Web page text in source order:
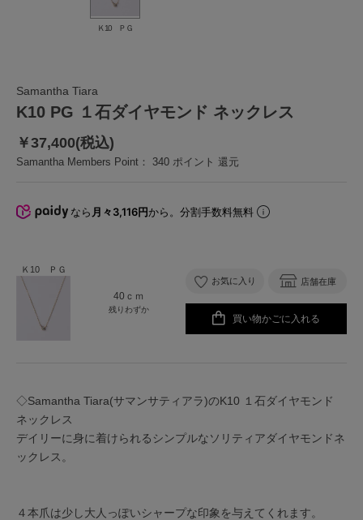
Ｋ10 ＰＧ
Samantha Tiara
K10 PG １石ダイヤモンド ネックレス
￥37,400(税込)
Samantha Members Point： 340 ポイント 還元
なら 月々3,116円から。分割手数料無料
Ｋ10 ＰＧ
40ｃｍ
残りわずか
お気に入り 店舗在庫
買い物かごに入れる
◇Samantha Tiara(サマンサティアラ)のK10 １石ダイヤモンド
ネックレス
デイリーに身に着けられるシンプルなソリティアダイヤモンドネ
ックレス。
４本爪は少し大人っぽいシャープな印象を与えてくれます。